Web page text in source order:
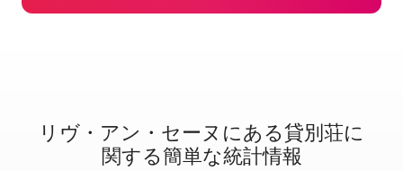
リヴ・アン・セーヌに⁠あ⁠る貸⁠別⁠荘⁠に
関⁠す⁠る簡⁠単⁠な統⁠計⁠情⁠報